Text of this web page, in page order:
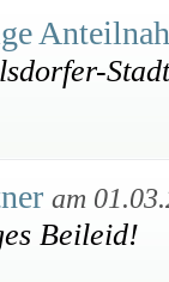
am
Beileid!